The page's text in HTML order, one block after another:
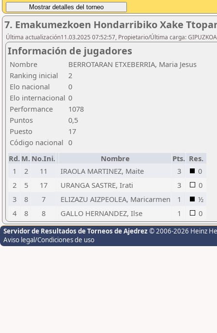
7. Emakumezkoen Hondarribiko Xake
Última actualización11.03.2025 07:52:57, Propietario/Última carga:
Información de jugadores
Nombre
BERROTARAN ETXEBERRIA, Maria Jesus
Ranking inicial
2
Elo nacional
0
Elo internacional 0
Performance
1078
Puntos
0,5
Puesto
17
Código nacional 0
Rd. M. No.Ini. Nombre Pts. Res.
1
2 11 IRAOLA MARTINEZ, Maite 3
0
2
5 17 URANGA SASTRE, Irati 3
0
3
8 7 ELIZAZU AIZPEOLEA, Maricarmen 1
½
4
8 8 GALLO HERNANDEZ, Ilse 1 0
Servidor de Resultados de Torneos de Ajedrez © 2006-2026 Heinz
Aviso legal/Condiciones de uso